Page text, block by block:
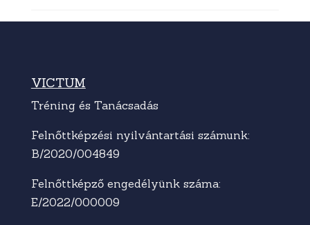
VICTUM
Tréning és Tanácsadás
Felnőttképzési nyilvántartási számunk:
B/2020/004849
Felnőttképző engedélyünk száma:
E/2022/000009